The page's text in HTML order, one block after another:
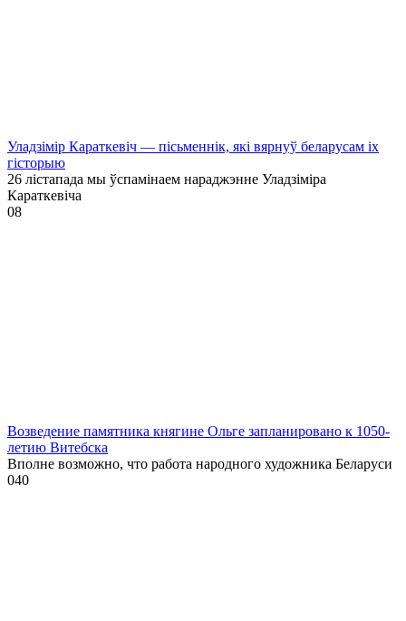
Уладзімір Караткевіч — пісьменнік, які вярнуў беларусам іх
гісторыю
26 лістапада мы ўспамінаем нараджэнне Уладзіміра
Караткевіча
08
Возведение памятника княгине Ольге запланировано к 1050-
летию Витебска
Вполне возможно, что работа народного художника Беларуси
040